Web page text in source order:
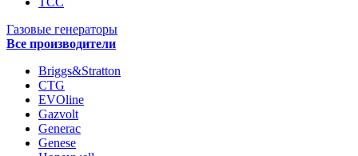
Газовые генераторы
Все производители
Briggs&Stratton
CTG
EVOline
Gazvolt
Generac
Genese